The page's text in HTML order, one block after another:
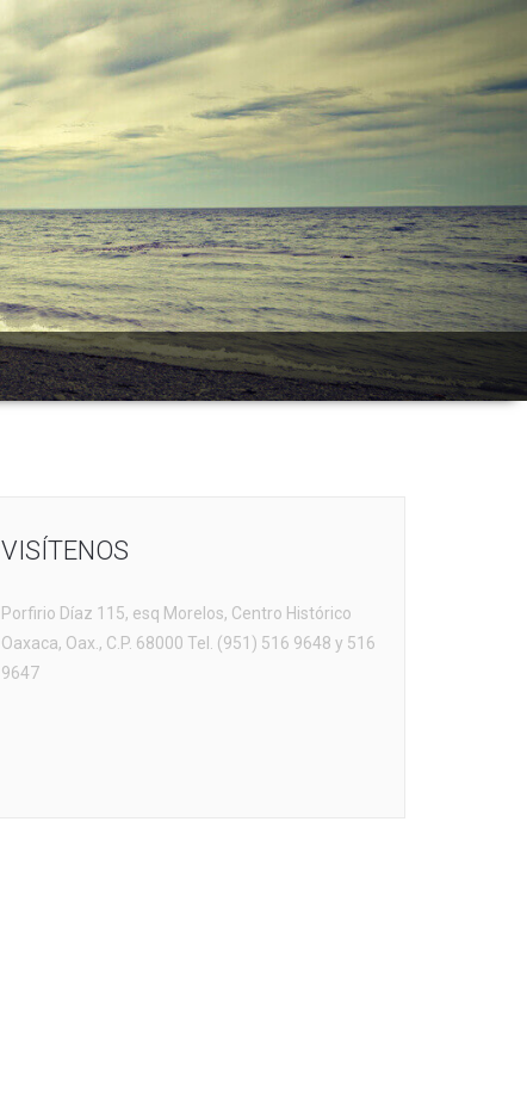
VISÍTENOS
Porfirio Díaz 115, esq Morelos, Centro Histórico
Oaxaca, Oax., C.P. 68000 Tel. (951) 516 9648 y 516
9647